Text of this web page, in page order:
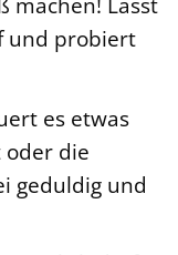
und probiert
es etwas
oder die
geduldig und